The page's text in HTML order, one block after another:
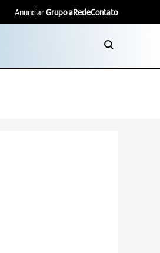
Anunciar Grupo aRedeContato